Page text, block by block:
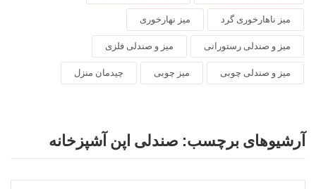
میز ناهارخوری گرد میز نهارخوری
میز و صندلی رستورانی میز و صندلی فلزی
میز و صندلی چوبی میز چوبی چیدمان منزل
آرشیوهای برچسب: صندلی اپن آشپزخانه